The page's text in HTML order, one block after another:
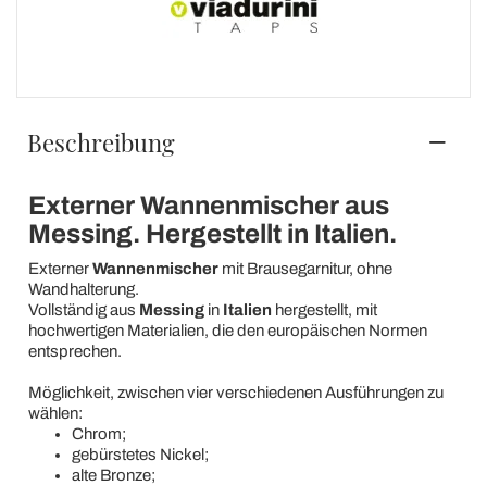
Beschreibung
Externer Wannenmischer aus
Messing. Hergestellt in Italien.
ExternerWannenmischermit Brausegarnitur, ohne
Wandhalterung.
Vollständig aus Messingin Italien hergestellt, mit
hochwertigen Materialien, die den europäischen Normen
entsprechen.
Möglichkeit, zwischen vier verschiedenen Ausführungen zu
wählen:
Chrom;
gebürstetes Nickel;
alte Bronze;